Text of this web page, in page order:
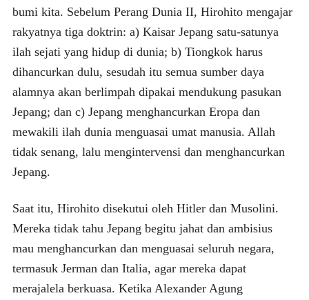
bumi kita. Sebelum Perang Dunia II, Hirohito mengajar
rakyatnya tiga doktrin: a) Kaisar Jepang satu-satunya
ilah sejati yang hidup di dunia; b) Tiongkok harus
dihancurkan dulu, sesudah itu semua sumber daya
alamnya akan berlimpah dipakai mendukung pasukan
Jepang; dan c) Jepang menghancurkan Eropa dan
mewakili ilah dunia menguasai umat manusia. Allah
tidak senang, lalu mengintervensi dan menghancurkan
Jepang.
Saat itu, Hirohito disekutui oleh Hitler dan Musolini.
Mereka tidak tahu Jepang begitu jahat dan ambisius
mau menghancurkan dan menguasai seluruh negara,
termasuk Jerman dan Italia, agar mereka dapat
merajalela berkuasa. Ketika Alexander Agung